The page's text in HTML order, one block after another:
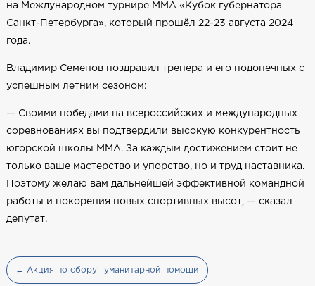
на Международном турнире ММА «Кубок губернатора
Санкт-Петербурга», который прошёл 22-23 августа 2024
года.
Владимир Семенов поздравил тренера и его подопечных с
успешным летним сезоном:
— Своими победами на всероссийских и международных
соревнованиях вы подтвердили высокую конкурентность
югорской школы ММА. За каждым достижением стоит не
только ваше мастерство и упорство, но и труд наставника.
Поэтому желаю вам дальнейшей эффективной командной
работы и покорения новых спортивных высот, — сказал
депутат.
← Акция по сбору гуманитарной помощи